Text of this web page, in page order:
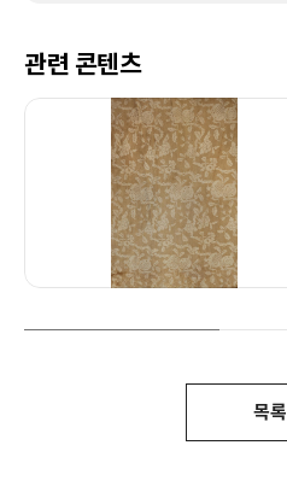
관련 콘텐츠
목록